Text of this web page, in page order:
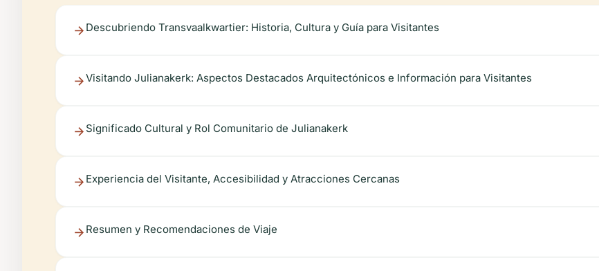
Descubriendo Transvaalkwartier: Historia, Cultura y Guía para Visitantes
Visitando Julianakerk: Aspectos Destacados Arquitectónicos e Información para Visitantes
Significado Cultural y Rol Comunitario de Julianakerk
Experiencia del Visitante, Accesibilidad y Atracciones Cercanas
Resumen y Recomendaciones de Viaje